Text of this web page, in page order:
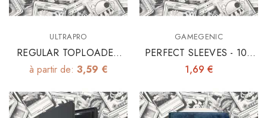
ULTRAPRO
REGULAR TOPLOADER
3"x4" X25
à partir de: 3,59 €
GAMEGENIC
PERFECT SLEEVES - 100
INNER SLEEVES 64X89
1,69 €